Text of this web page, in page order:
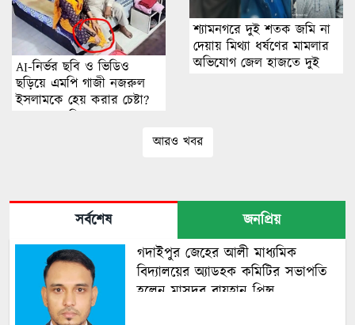
AI-নির্ভর ছবি ও ভিডিও
ছড়িয়ে এমপি গাজী নজরুল
ইসলামকে হেয় করার চেষ্টা?
শ্যামনগরে দুই শতক জমি না
দেয়ায় মিথ্যা ধর্ষণের মামলার
অভিযোগ জেল হাজতে দুই
আরও খবর
সর্বশেষ
জনপ্রিয়
গদাইপুর জেহের আলী মাধ্যমিক
বিদ্যালয়ের অ্যাডহক কমিটির সভাপতি
হলেন মাসুদুর রায়হান প্রিন্স